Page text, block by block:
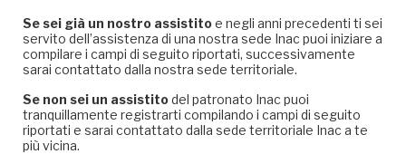
Se sei già un nostro assistitoe negli anni precedenti ti sei
servito dell’assistenza di una nostra sede Inac puoi iniziare a
compilare i campi di seguito riportati, successivamente
sarai contattato dalla nostra sede territoriale.
Se non sei un assistitodel patronato Inac puoi
tranquillamente registrarti compilando i campi di seguito
riportati e sarai contattato dalla sede territoriale Inac a te
più vicina.